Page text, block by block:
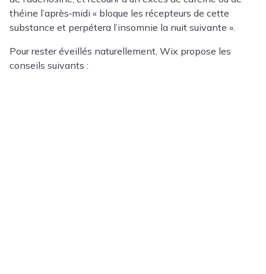
théine l’après‑midi « bloque les récepteurs de cette
substance et perpétera l’insomnie la nuit suivante ».
Pour rester éveillés naturellement, Wix propose les
conseils suivants :